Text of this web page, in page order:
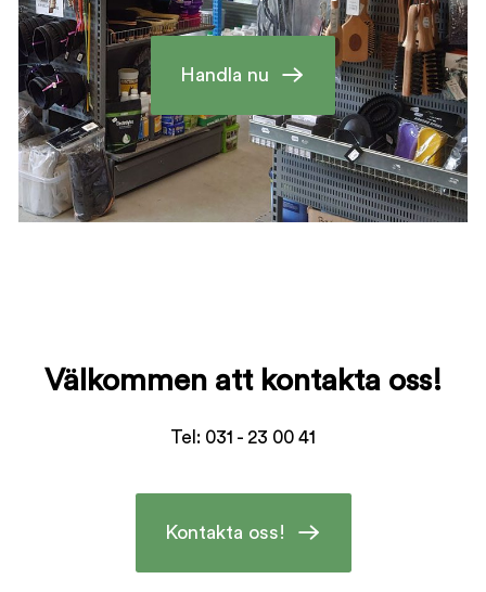
Handla nu
Välkommen att kontakta oss!
Tel: 031 - 23 00 41
Kontakta oss!